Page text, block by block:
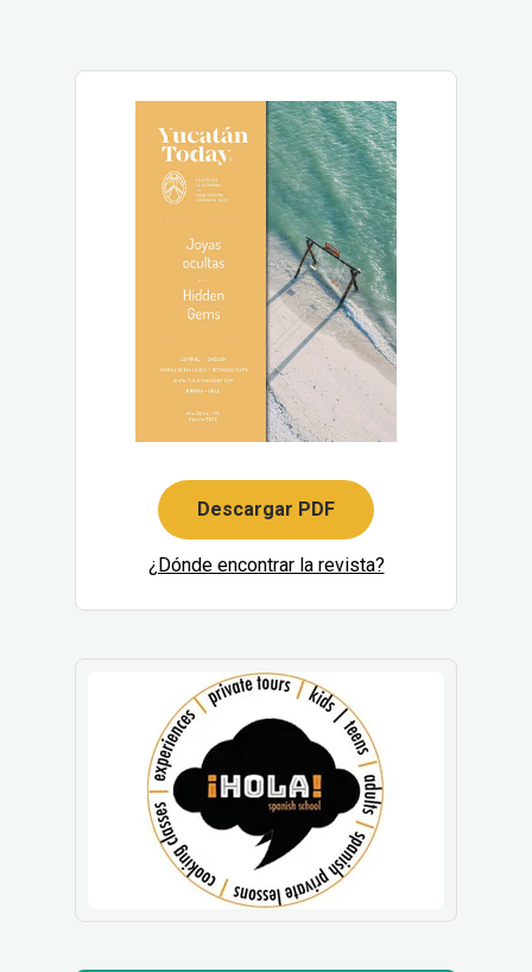
Descargar PDF
¿Dónde encontrar la revista?